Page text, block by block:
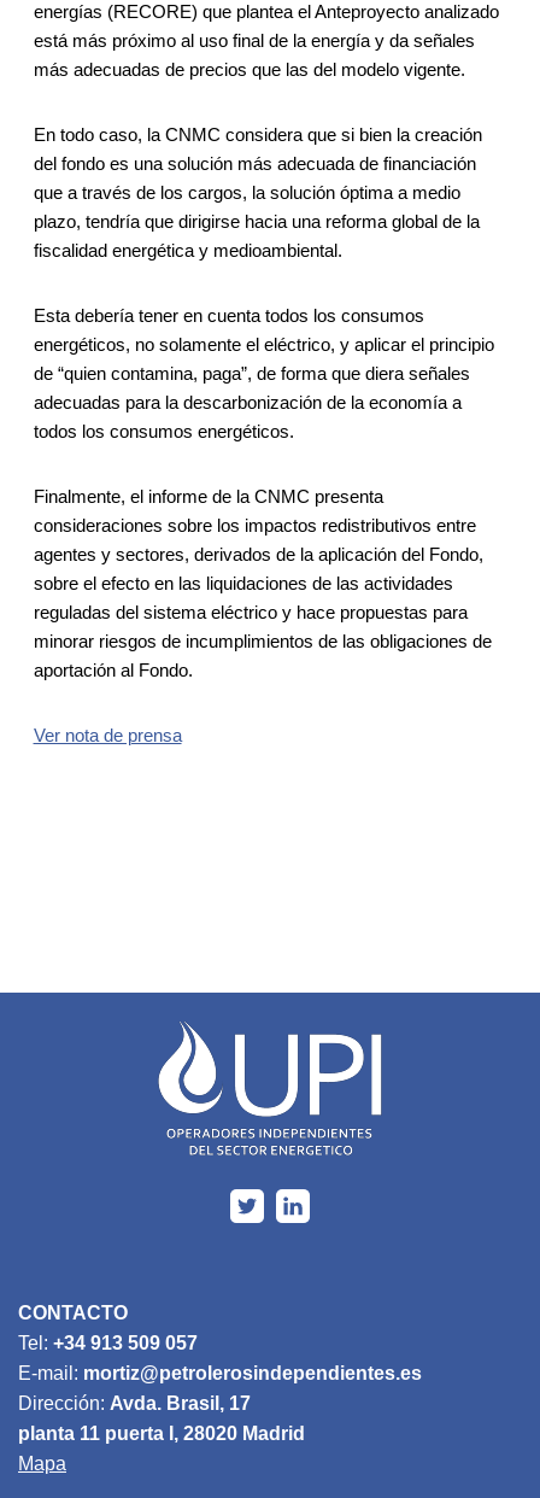
energías (RECORE) que plantea el Anteproyecto analizado
está más próximo al uso final de la energía y da señales
más adecuadas de precios que las del modelo vigente.
En todo caso, la CNMC considera que si bien la creación
del fondo es una solución más adecuada de financiación
que a través de los cargos, la solución óptima a medio
plazo, tendría que dirigirse hacia una reforma global de la
fiscalidad energética y medioambiental.
Esta debería tener en cuenta todos los consumos
energéticos, no solamente el eléctrico, y aplicar el principio
de “quien contamina, paga”, de forma que diera señales
adecuadas para la descarbonización de la economía a
todos los consumos energéticos.
Finalmente, el informe de la CNMC presenta
consideraciones sobre los impactos redistributivos entre
agentes y sectores, derivados de la aplicación del Fondo,
sobre el efecto en las liquidaciones de las actividades
reguladas del sistema eléctrico y hace propuestas para
minorar riesgos de incumplimientos de las obligaciones de
aportación al Fondo.
Ver nota de prensa
CONTACTO
Tel: +34 913 509 057
E-mail: mortiz@petrolerosindependientes.es
Dirección: Avda. Brasil, 17
planta 11 puerta I, 28020 Madrid
Mapa